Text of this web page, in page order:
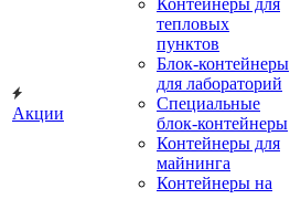
Акции
Контейнеры для
тепловых
пунктов
Блок-контейнеры
для лабораторий
Специальные
блок-контейнеры
Контейнеры для
майнинга
Контейнеры на